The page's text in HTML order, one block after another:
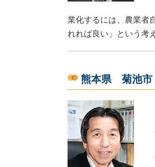
業化するには、農業者
れれば良い」という考
熊本県 菊池市